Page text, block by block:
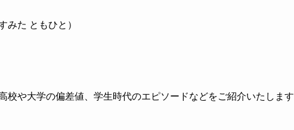
みた ともひと）
校や大学の偏差値、学生時代のエピソードなどをご紹介いたします